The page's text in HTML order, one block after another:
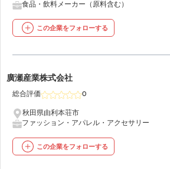
食品・飲料メーカー（原料含む）
この企業をフォローする
12
廣瀬産業株式会社
総合評価 0
秋田県由利本荘市
ファッション・アパレル・アクセサリー
この企業をフォローする